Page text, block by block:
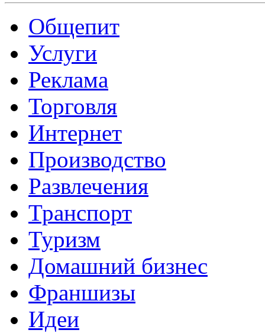
Общепит
Услуги
Реклама
Торговля
Интернет
Производство
Развлечения
Транспорт
Туризм
Домашний бизнес
Франшизы
Идеи